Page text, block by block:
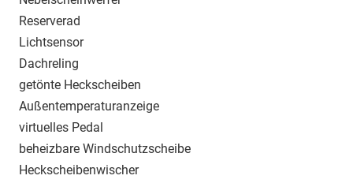
Reserverad
Lichtsensor
Dachreling
getönte Heckscheiben
Außentemperaturanzeige
virtuelles Pedal
beheizbare Windschutzscheibe
Heckscheibenwischer